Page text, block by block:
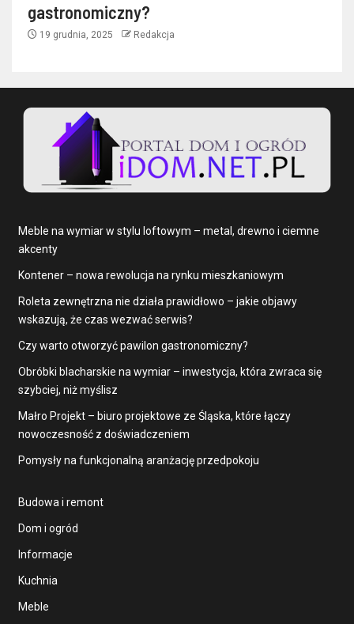
gastronomiczny?
19 grudnia, 2025 Redakcja
Meble na wymiar w stylu loftowym – metal, drewno i ciemne
akcenty
Kontener – nowa rewolucja na rynku mieszkaniowym
Roleta zewnętrzna nie działa prawidłowo – jakie objawy
wskazują, że czas wezwać serwis?
Czy warto otworzyć pawilon gastronomiczny?
Obróbki blacharskie na wymiar – inwestycja, która zwraca się
szybciej, niż myślisz
Małro Projekt – biuro projektowe ze Śląska, które łączy
nowoczesność z doświadczeniem
Pomysły na funkcjonalną aranżację przedpokoju
Budowa i remont
Dom i ogród
Informacje
Kuchnia
Meble